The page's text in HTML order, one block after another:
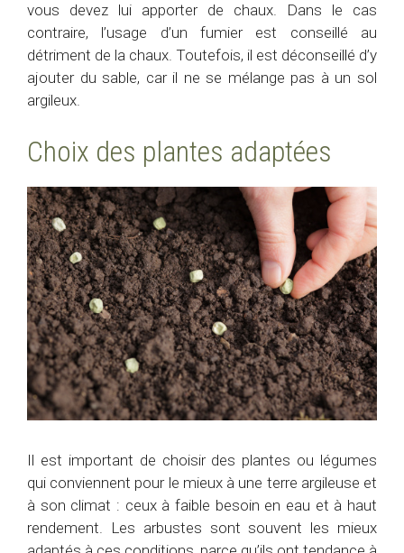
vous devez lui apporter de chaux. Dans le cas
contraire, l’usage d’un fumier est conseillé au
détriment de la chaux. Toutefois, il est déconseillé d’y
ajouter du sable, car il ne se mélange pas à un sol
argileux.
Choix des plantes adaptées
Il est important de choisir des plantes ou légumes
qui conviennent pour le mieux à une terre argileuse et
à son climat : ceux à faible besoin en eau et à haut
rendement. Les arbustes sont souvent les mieux